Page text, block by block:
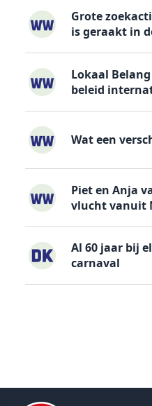
Grote
is geraakt in
Lokaal
beleid
Wat een
Piet en Anja
vlucht vanuit
Al 60 jaar bij
carnaval